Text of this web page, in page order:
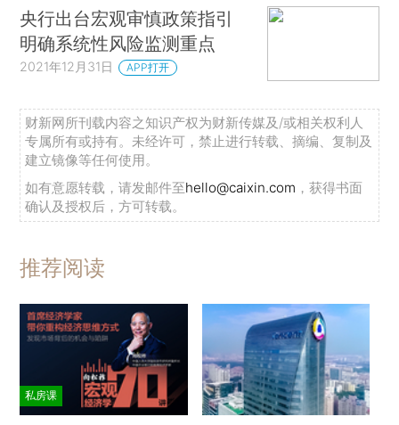
央行出台宏观审慎政策指引
明确系统性风险监测重点
2021年12月31日 APP打开
财新网所刊载内容之知识产权为财新传媒及/或相关权利人
专属所有或持有。未经许可，禁止进行转载、摘编、复制及
建立镜像等任何使用。
如有意愿转载，请发邮件至hello@caixin.com ，获得书面
确认及授权后，方可转载。
推荐阅读
私房课